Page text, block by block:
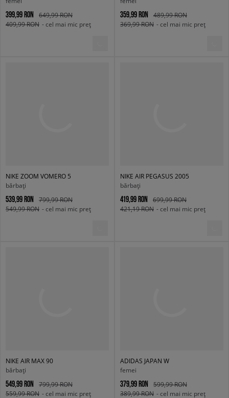
399,99 RON
649,99 RON
409,99 RON - cel mai mic preț
359,99 RON
489,99 RON
369,99 RON - cel mai mic preț
NIKE ZOOM VOMERO 5
bărbați
539,99 RON
799,99 RON
549,99 RON - cel mai mic preț
NIKE AIR PEGASUS 2005
bărbați
419,99 RON
699,99 RON
421,19 RON - cel mai mic preț
NIKE AIR MAX 90
bărbați
549,99 RON
799,99 RON
559,99 RON - cel mai mic preț
ADIDAS JAPAN W
femei
379,99 RON
599,99 RON
389,99 RON - cel mai mic preț